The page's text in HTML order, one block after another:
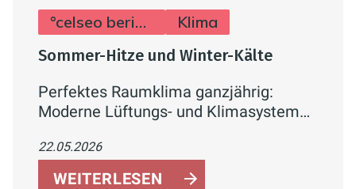
°celseo berichtet Klima
Sommer-Hitze und Winter-Kälte
Perfektes Raumklima ganzjährig:
Moderne Lüftungs- und Klimasysteme
Gesundheit und bieten Komfort. Jetzt
informieren!
22.05.2026
WEITERLESEN